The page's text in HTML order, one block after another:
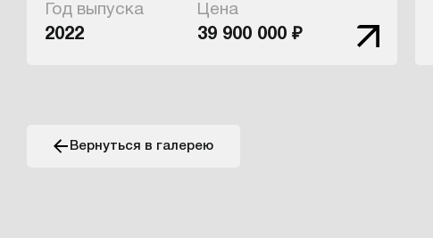
Год выпуска
2022
Цена
39 900 000 ₽
Вернуться в галерею